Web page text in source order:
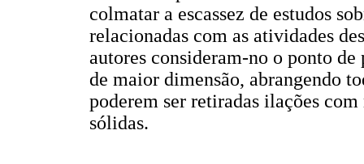
colmatar a escassez de estudos
relacionadas com as atividades
autores consideram-no o ponto
de maior dimensão, abrangendo
poderem ser retiradas ilações
sólidas.